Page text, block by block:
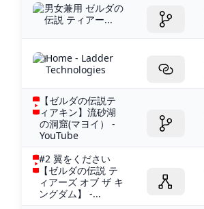
男女兼用 ゼルダの
伝説 ティアー...
Home - Ladder
Technologies
【ゼルダの伝説テ
ィアキン】流砂湖
の洞窟(マヨイ） -
YouTube
#2 翼をください
【ゼルダの伝説 テ
ィアーズ オブ ザ キ
ングダム】 -...